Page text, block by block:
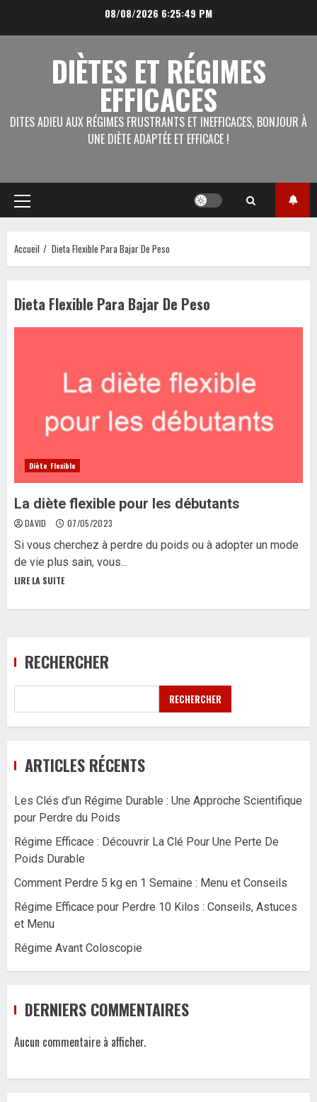
08/08/2026 6:25:49 PM
DIÈTES ET RÉGIMES
EFFICACES
DITES ADIEU AUX RÉGIMES FRUSTRANTS ET INEFFICACES, BONJOUR À
UNE DIÈTE ADAPTÉE ET EFFICACE !
Menu
principal
Accueil Dieta Flexible Para Bajar De Peso
Dieta Flexible Para Bajar De Peso
Diète Flexible
La diète flexible pour les débutants
DAVID 07/05/2023
Si vous cherchez à perdre du poids ou à adopter un mode
de vie plus sain, vous...
LIRE LA SUITE
RECHERCHER
RECHERCHER
ARTICLES RÉCENTS
Les Clés d’un Régime Durable : Une Approche Scientifique
pour Perdre du Poids
Régime Efficace : Découvrir La Clé Pour Une Perte De
Poids Durable
Comment Perdre 5 kg en 1 Semaine : Menu et Conseils
Régime Efficace pour Perdre 10 Kilos : Conseils, Astuces
et Menu
Régime Avant Coloscopie
DERNIERS COMMENTAIRES
Aucun commentaire à afficher.